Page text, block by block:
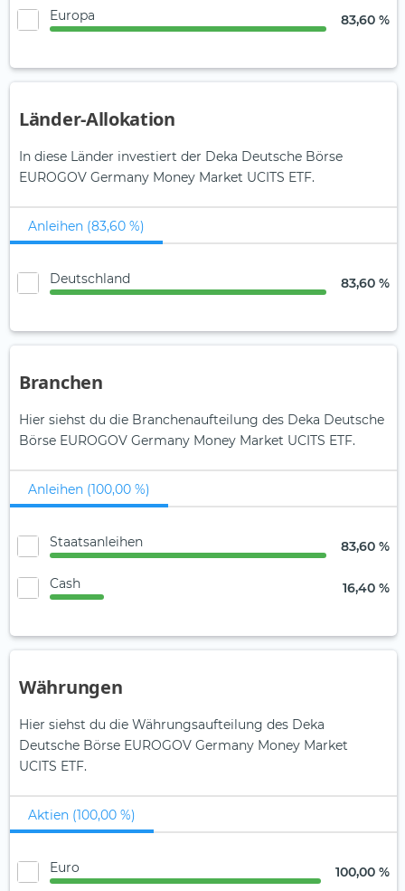
Europa 83,60 %
Länder-Allokation
In diese Länder investiert der Deka Deutsche Börse
EUROGOV Germany Money Market UCITS ETF.
Anleihen (83,60 %)
Deutschland 83,60 %
Branchen
Hier siehst du die Branchenaufteilung des Deka Deutsche
Börse EUROGOV Germany Money Market UCITS ETF.
Anleihen (100,00 %)
Staatsanleihen 83,60 %
Cash 16,40 %
Währungen
Hier siehst du die Währungsaufteilung des Deka
Deutsche Börse EUROGOV Germany Money Market
UCITS ETF.
Aktien (100,00 %)
Euro 100,00 %